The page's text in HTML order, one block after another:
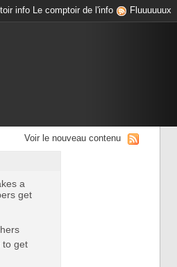
Le comptoir de l'info Fluuuuuux
Voir le nouveau contenu
a
get
to get